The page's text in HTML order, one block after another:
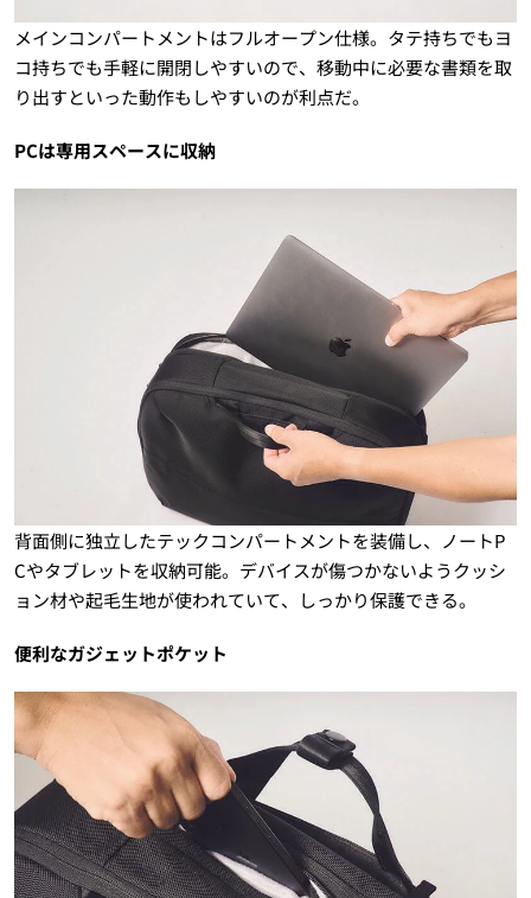
メインコンパートメントはフルオープン仕様。タテ持ちでもヨ
コ持ちでも手軽に開閉しやすいので、移動中に必要な書類を取
り出すといった動作もしやすいのが利点だ。
PCは専用スペースに収納
背面側に独立したテックコンパートメントを装備し、ノートP
Cやタブレットを収納可能。デバイスが傷つかないようクッシ
ョン材や起毛生地が使われていて、しっかり保護できる。
便利なガジェットポケット